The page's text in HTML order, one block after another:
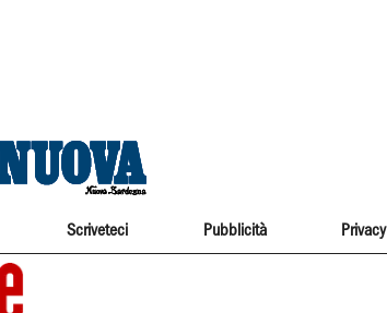
Scriveteci Pubblicità Privacy